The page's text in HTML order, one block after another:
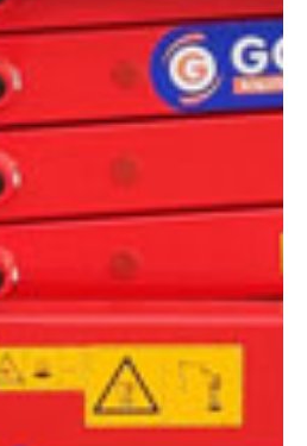
de elegir la máquina que
desde el siguiente botón o ponte
un asesoramiento más personal.
Comparar